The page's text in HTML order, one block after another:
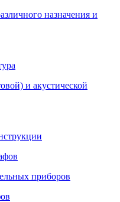
назначения и
и акустической
приборов